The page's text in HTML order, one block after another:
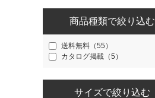
商品種類で絞り込む
送料無料（55）
カタログ掲載（5）
サイズで絞り込む